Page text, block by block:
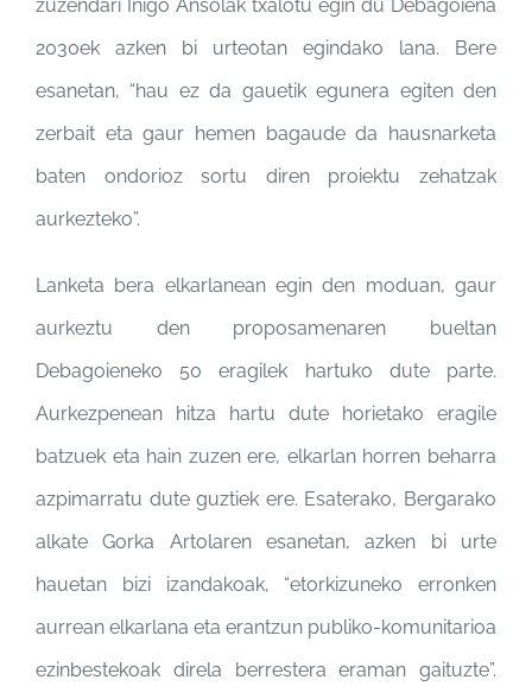
zuzendari Iñigo Ansolak txalotu egin du Debagoiena
2030ek azken bi urteotan egindako lana. Bere
esanetan, “hau ez da gauetik egunera egiten den
zerbait eta gaur hemen bagaude da hausnarketa
baten ondorioz sortu diren proiektu zehatzak
aurkezteko”.
Lanketa bera elkarlanean egin den moduan, gaur
aurkeztu den proposamenaren bueltan
Debagoieneko 50 eragilek hartuko dute parte.
Aurkezpenean hitza hartu dute horietako eragile
batzuek eta hain zuzen ere, elkarlan horren beharra
azpimarratu dute guztiek ere. Esaterako, Bergarako
alkate Gorka Artolaren esanetan, azken bi urte
hauetan bizi izandakoak, “etorkizuneko erronken
aurrean elkarlana eta erantzun publiko-komunitarioa
ezinbestekoak direla berrestera eraman gaituzte”.